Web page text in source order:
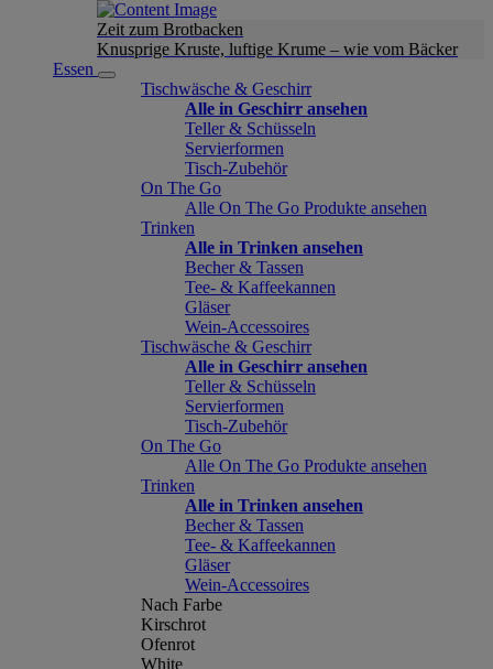
Zeit zum Brotbacken
Knusprige Kruste, luftige Krume – wie vom Bäcker
Essen
Tischwäsche & Geschirr
Alle in Geschirr ansehen
Teller & Schüsseln
Servierformen
Tisch-Zubehör
On The Go
Alle On The Go Produkte ansehen
Trinken
Alle in Trinken ansehen
Becher & Tassen
Tee- & Kaffeekannen
Gläser
Wein-Accessoires
Tischwäsche & Geschirr
Alle in Geschirr ansehen
Teller & Schüsseln
Servierformen
Tisch-Zubehör
On The Go
Alle On The Go Produkte ansehen
Trinken
Alle in Trinken ansehen
Becher & Tassen
Tee- & Kaffeekannen
Gläser
Wein-Accessoires
Nach Farbe
Kirschrot
Ofenrot
White